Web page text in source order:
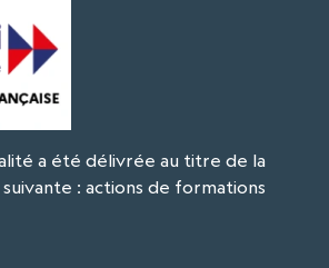
a été délivrée au titre de la
: actions de formations